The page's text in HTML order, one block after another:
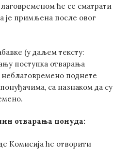
ће се сматрати
је примљена после овог
(у даљем тексту:
поступка отварања
неблаговремено поднете
са назнаком да су
отварања понуда:
Комисија ће отворити